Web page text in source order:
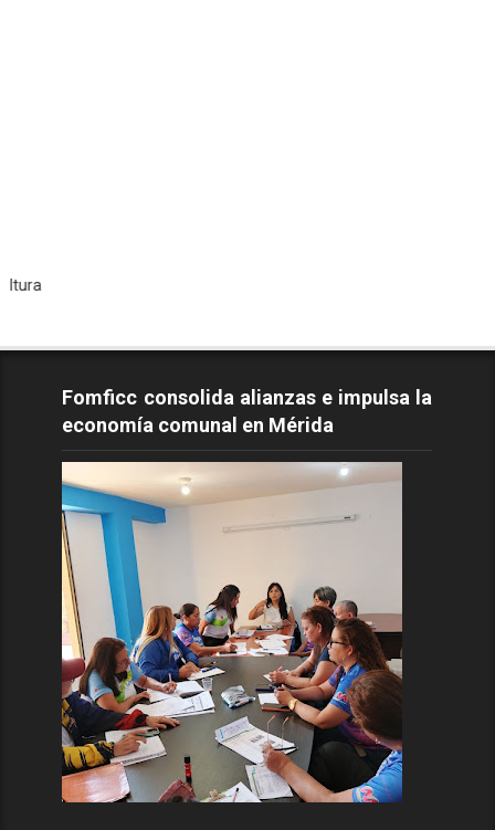
Fomficc consolida alianzas e impulsa la
economía comunal en Mérida